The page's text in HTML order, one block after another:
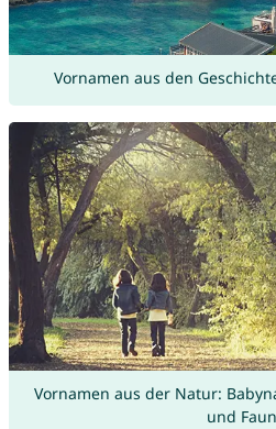
Vornamen aus den
Vornamen aus der Natur:
und